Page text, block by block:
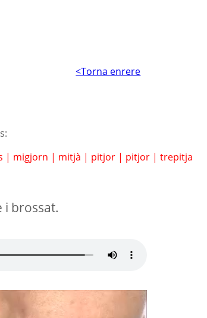
<Torna enrere
| migjorn | mitjà | pitjor | pitjor |trepitja
i brossat.